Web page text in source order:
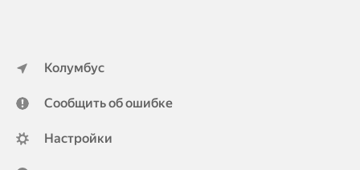
Колумбус
Сообщить об ошибке
Настройки